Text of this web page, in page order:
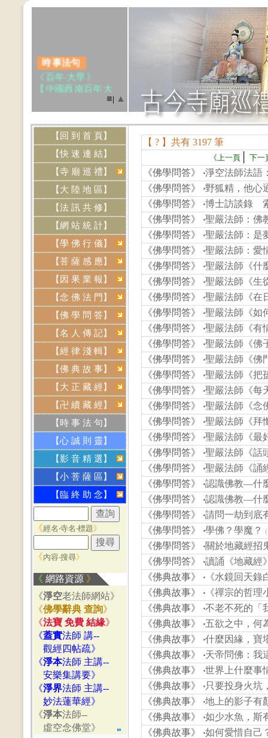
時事法句
《百年‧大旱》
【中國西南百年大
旱、大湖蒸發！】
中國西南部，百年一
遇的大旱災，不只
讓.....(點我閱讀)
.
網站資訊
‧本網站《免費刊
》各道場法會共修
及活動訊息，歡迎提
供資料，來信請寄
Email:
btly.tw@yahoo.com.tw
■| ▲
【回 到 首 頁】
【快 速 連 結】
【寺 廟 巡 禮】
【大 陸 地 區】
【法 訊 共 修】
【網 站 統 計】
【學 佛 行 儀】
【菩 薩 感 應】
【因 果 業 報】
【念 佛 法 門】
【佛 學 問 答】
【名 人 傳 記】
【經 律 淺 輯】
【佛 典 故 事】
【大 正 藏 經】
【卍 續 藏 經】
【時 事 法 句】
【心 誠 則 靈】
【影 音 精 選】
【小 菩 薩 區】
【臨 終 助 念】
《經名‧寺名‧標題》
《內容‧搜尋》
《 網路資源 》
《淨空老法師網站》
《佛學辭典 查詢》
《法寶 免費 結緣》
《蓋實法師 講--
觀經四帖疏》
《淨本法師 主講--
安樂集講要》
《淨界法師 主講--
妙法蓮華經》
《淨本法師--
虛空念佛堂》
【 ? 】共有 3197 筆
《上一頁│ 下一
《佛學問答》 ‧淨空法師法語
《佛學問答》 ‧野狐精，他心
《佛學問答》 ‧博士訪談錄
《佛學問答》 ‧聖嚴法師：佛
《佛學問答》 ‧聖嚴法師：是
《佛學問答》 ‧聖嚴法師：愛
《佛學問答》 ‧聖嚴法師《什
《佛學問答》 ‧聖嚴法師《生
《佛學問答》 ‧聖嚴法師《在
《佛學問答》 ‧聖嚴法師《如
《佛學問答》 ‧聖嚴法師《有
《佛學問答》 ‧聖嚴法師《佛
《佛學問答》 ‧聖嚴法師《佛
《佛學問答》 ‧聖嚴法師《把
《佛學問答》 ‧聖嚴法師《每
《佛學問答》 ‧聖嚴法師《念
《佛學問答》 ‧聖嚴法師《拜
《佛學問答》 ‧聖嚴法師《最
《佛學問答》 ‧聖嚴法師《話
《佛學問答》 ‧聖嚴法師《誦
《佛學問答》 ‧認識佛教—什
《佛學問答》 ‧認識佛教—什
《佛學問答》 ‧請問一劫到底
《佛學問答》 ‧學佛？學魔？
《佛學問答》 ‧關於地藏經招
《佛學問答》 ‧讀誦《地藏經
《佛典故事》 ‧《水鏡回天錄
《佛典故事》 ‧《禪宗的哲理
《佛典故事》 ‧不老不死的「
《佛典故事》 ‧五欲之中，何
《佛典故事》 ‧什麼因緣，寶
《佛典故事》 ‧天帝問佛：我
《佛典故事》 ‧世界上什麼事
《佛典故事》 ‧只要投身火坑
《佛典故事》 ‧地上的影子有
《佛典故事》 ‧如少水魚，斯
《佛典故事》 ‧如何愛惜自己